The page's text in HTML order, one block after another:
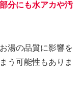
分にも水アカや汚
湯の品質に影響を
う可能性もありま